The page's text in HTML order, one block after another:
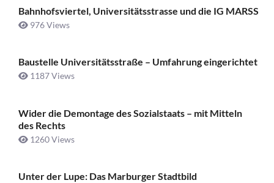
Bahnhofsviertel, Universitätsstrasse und die IG MARSS
976 Views
Baustelle Universitätsstraße ­– Umfahrung eingerichtet
1187 Views
Wider die Demontage des Sozialstaats – mit Mitteln
des Rechts
1260 Views
Unter der Lupe: Das Marburger Stadtbild